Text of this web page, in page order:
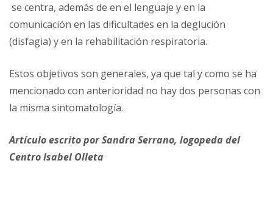
se centra, además de en el lenguaje y en la
comunicación en las dificultades en la deglución
(disfagia) y en la rehabilitación respiratoria.
Estos objetivos son generales, ya que tal y como se ha
mencionado con anterioridad no hay dos personas con
la misma sintomatología.
Artículo escrito por Sandra Serrano, logopeda del
Centro Isabel Olleta